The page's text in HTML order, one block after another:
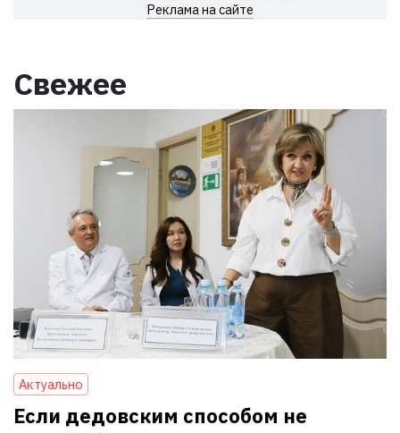
Реклама на сайте
Свежее
Актуально
Если дедовским способом не